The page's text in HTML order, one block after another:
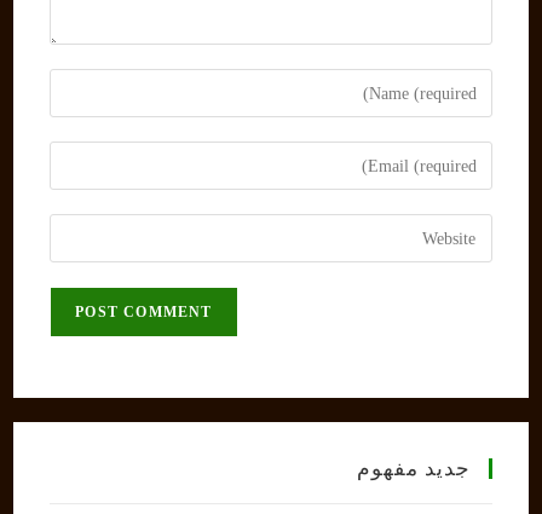
Enter
your
name
comment
Enter
your
email
address
Enter
your
جديد مفهوم